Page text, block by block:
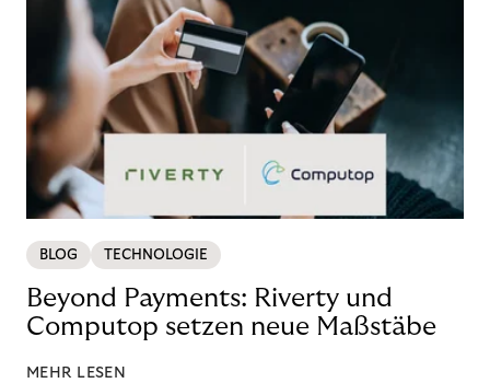
BLOG TECHNOLOGIE
Beyond Payments: Riverty und
Computop setzen neue Maßstäbe
MEHR LESEN